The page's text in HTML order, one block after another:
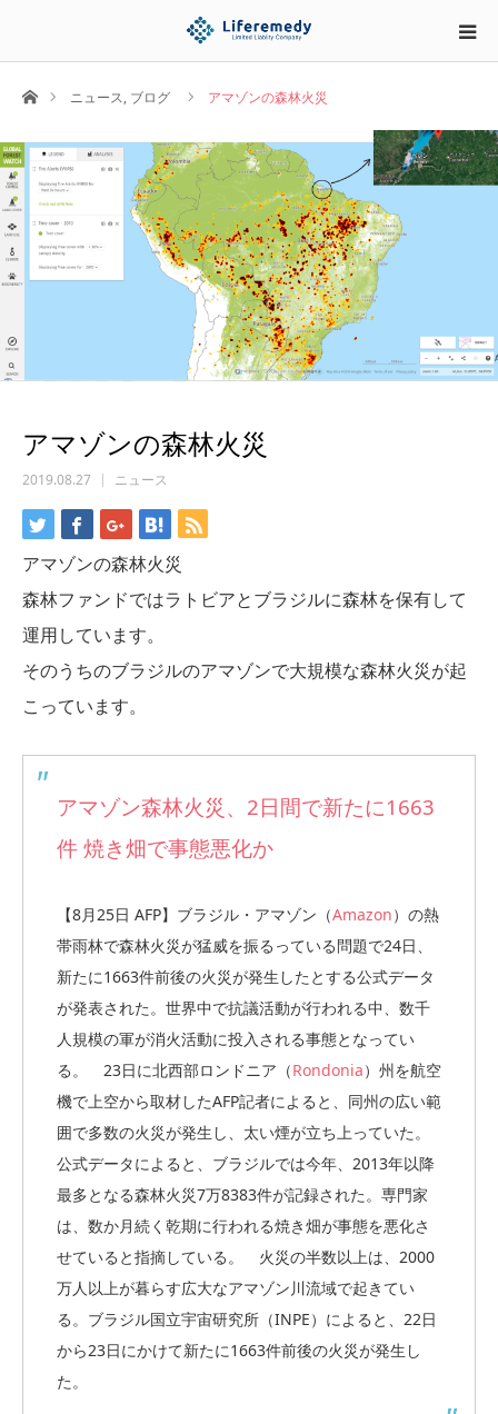
ホームニュース, ブログ アマゾンの森林火災
アマゾンの森林火災
2019.08.27 ニュース
アマゾンの森林火災
森林ファンドではラトビアとブラジルに森林を保有して
運用しています。
そのうちのブラジルのアマゾンで大規模な森林火災が起
こっています。
アマゾン森林火災、2日間で新たに1663
件 焼き畑で事態悪化か
【8月25日 AFP】ブラジル・アマゾン（Amazon）の熱
帯雨林で森林火災が猛威を振るっている問題で24日、
新たに1663件前後の火災が発生したとする公式データ
が発表された。世界中で抗議活動が行われる中、数千
人規模の軍が消火活動に投入される事態となってい
る。
23日に北西部ロンドニア（Rondonia）州を航空
機で上空から取材したAFP記者によると、同州の広い範
囲で多数の火災が発生し、太い煙が立ち上っていた。
公式データによると、ブラジルでは今年、2013年以降
最多となる森林火災7万8383件が記録された。専門家
は、数か月続く乾期に行われる焼き畑が事態を悪化さ
せていると指摘している。 火災の半数以上は、2000
万人以上が暮らす広大なアマゾン川流域で起きてい
る。ブラジル国立宇宙研究所（INPE）によると、22日
から23日にかけて新たに1663件前後の火災が発生し
た。